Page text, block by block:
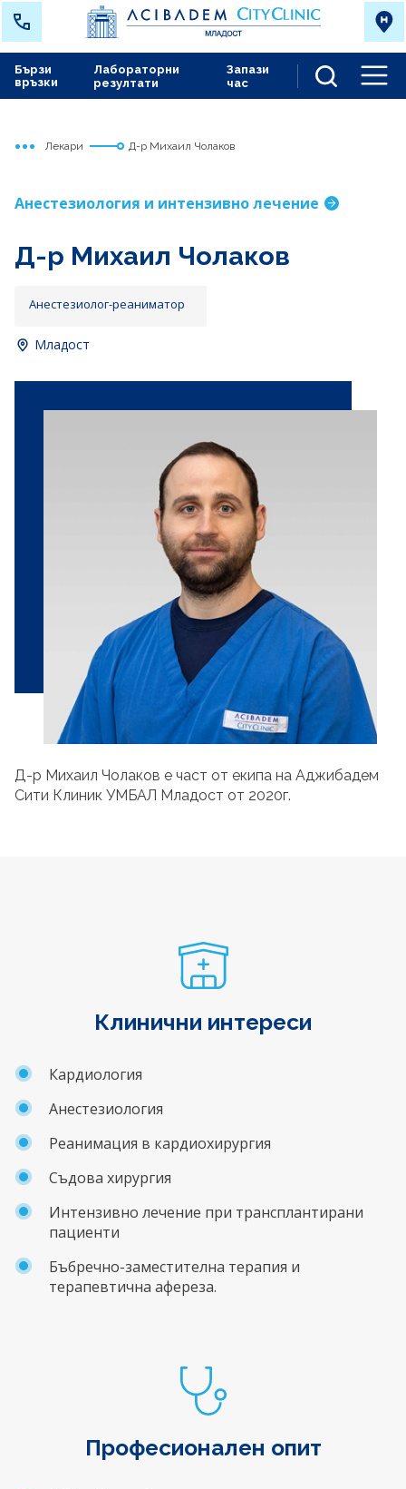
Лабораторни
резултати
Запази
час
Бързи
връзки
Начало
Младост
Лекари Д-р Михаил Чолаков
Анестезиология и интензивно лечение
Д-р Михаил Чолаков
Анестезиолог-реаниматор
Младост
Д-р Михаил Чолаков е част от екипа на Аджибадем
Сити Клиник УМБАЛ Младост от 2020г.
Клинични интереси
Кардиология
Анестезиология
Реанимация в кардиохирургия
Съдова хирургия
Интензивно лечение при трансплантирани
пациенти
Бъбречно-заместителна терапия и
терапевтична афереза.
Професионален опит